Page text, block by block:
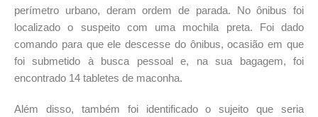
perímetro urbano, deram ordem de parada. No ônibus foi
localizado o suspeito com uma mochila preta. Foi dado
comando para que ele descesse do ônibus, ocasião em que
foi submetido à busca pessoal e, na sua bagagem, foi
encontrado 14 tabletes de maconha.
Além disso, também foi identificado o sujeito que seria